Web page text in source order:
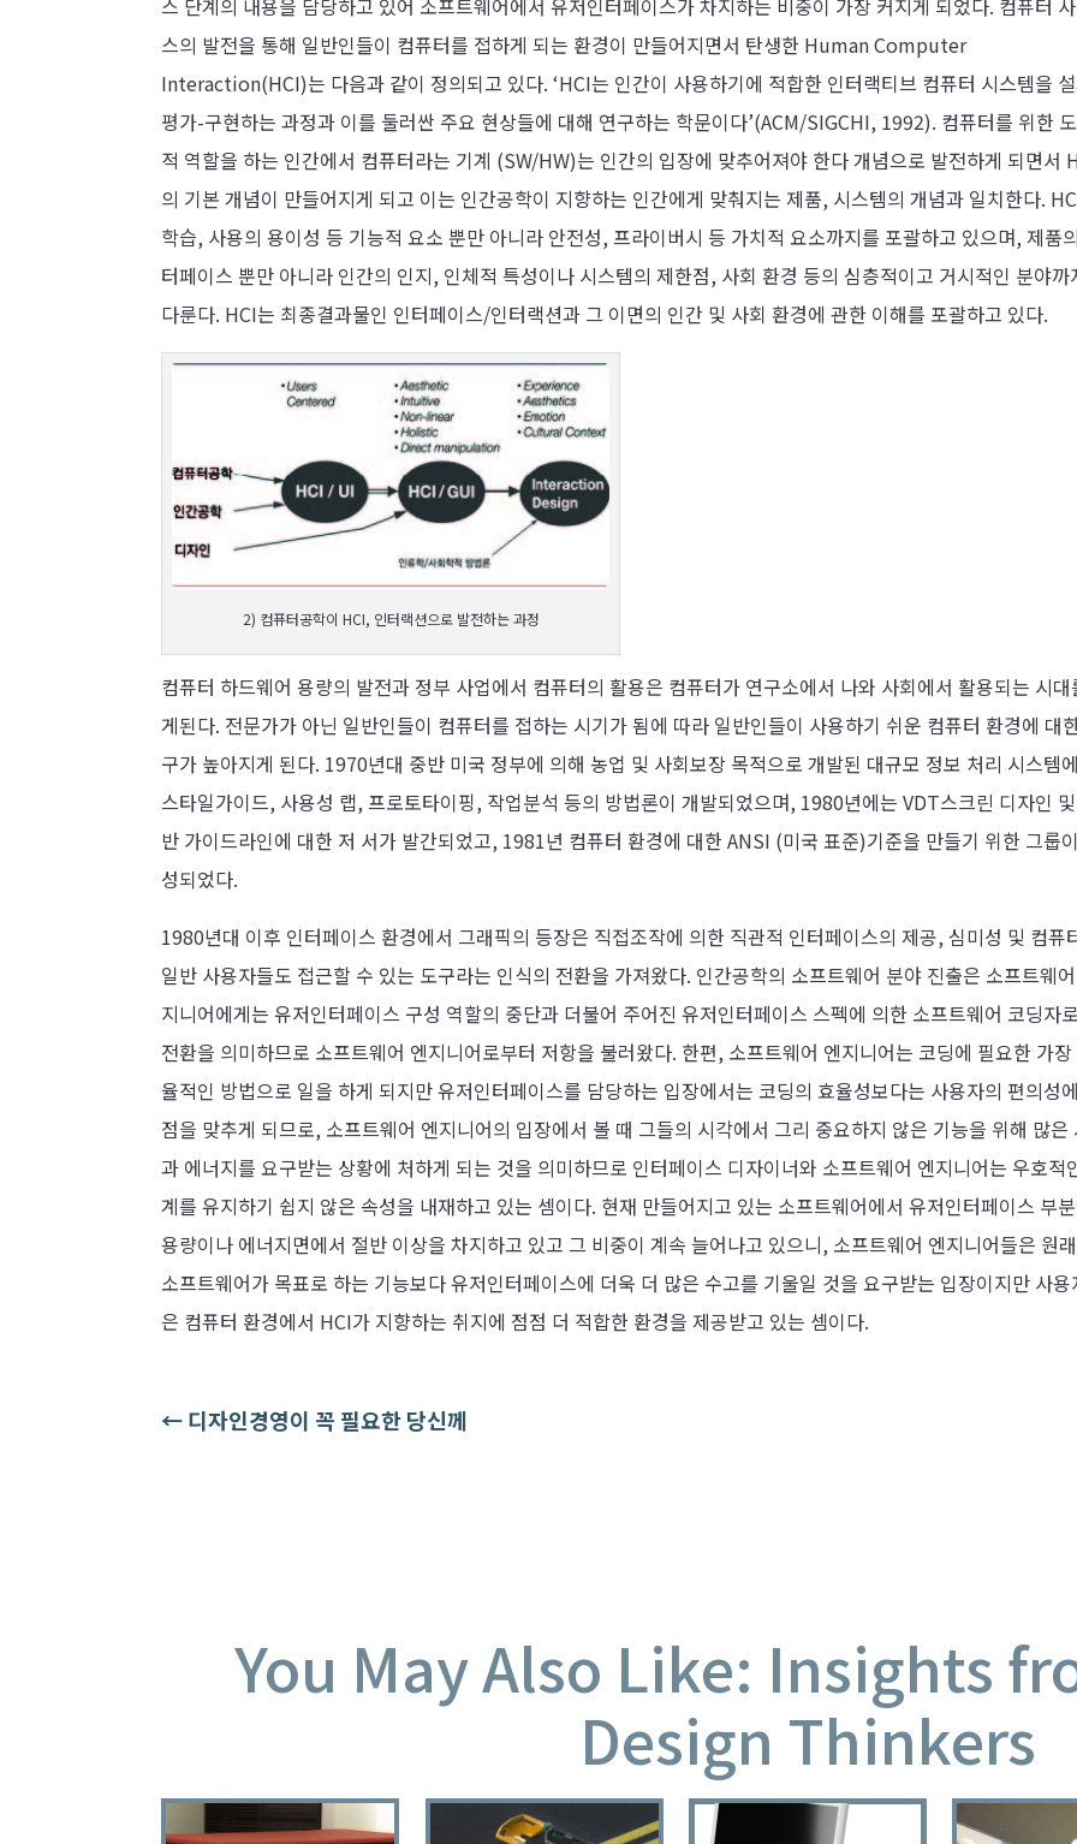
스 단계의 내용을 담당하고 있어 소프트웨어에서 유저인터페이스가 차지하는 비중이 가장 커지게 되었다. 컴퓨터
스의 발전을 통해 일반인들이 컴퓨터를 접하게 되는 환경이 만들어지면서 탄생한 Human Computer
Interaction(HCI)는 다음과 같이 정의되고 있다. ‘HCI는 인간이 사용하기에 적합한 인터랙티브 컴퓨터 시스템을
평가-구현하는 과정과 이를 둘러싼 주요 현상들에 대해 연구하는 학문이다’(ACM/SIGCHI, 1992). 컴퓨터를 위한
적 역할을 하는 인간에서 컴퓨터라는 기계 (SW/HW)는 인간의 입장에 맞추어져야 한다 개념으로 발전하게 되면서
의 기본 개념이 만들어지게 되고 이는 인간공학이 지향하는 인간에게 맞춰지는 제품, 시스템의 개념과 일치한다.
학습, 사용의 용이성 등 기능적 요소 뿐만 아니라 안전성, 프라이버시 등 가치적 요소까지를 포괄하고 있으며, 제품
터페이스 뿐만 아니라 인간의 인지, 인체적 특성이나 시스템의 제한점, 사회 환경 등의 심층적이고 거시적인 분야까
다룬다. HCI는 최종결과물인 인터페이스/인터랙션과 그 이면의 인간 및 사회 환경에 관한 이해를 포괄하고 있다.
2) 컴퓨터공학이 HCI, 인터랙션으로 발전하는 과정
컴퓨터 하드웨어 용량의 발전과 정부 사업에서 컴퓨터의 활용은 컴퓨터가 연구소에서 나와 사회에서 활용되는 시대
게된다. 전문가가 아닌 일반인들이 컴퓨터를 접하는 시기가 됨에 따라 일반인들이 사용하기 쉬운 컴퓨터 환경에 대
구가 높아지게 된다. 1970년대 중반 미국 정부에 의해 농업 및 사회보장 목적으로 개발된 대규모 정보 처리 시스템
스타일가이드, 사용성 랩, 프로토타이핑, 작업분석 등의 방법론이 개발되었으며, 1980년에는 VDT스크린 디자인
반 가이드라인에 대한 저 서가 발간되었고, 1981년 컴퓨터 환경에 대한 ANSI (미국 표준)기준을 만들기 위한 그룹
성되었다.
1980년대 이후 인터페이스 환경에서 그래픽의 등장은 직접조작에 의한 직관적 인터페이스의 제공, 심미성 및 컴퓨
일반 사용자들도 접근할 수 있는 도구라는 인식의 전환을 가져왔다. 인간공학의 소프트웨어 분야 진출은 소프트웨
지니어에게는 유저인터페이스 구성 역할의 중단과 더불어 주어진 유저인터페이스 스펙에 의한 소프트웨어 코딩자
전환을 의미하므로 소프트웨어 엔지니어로부터 저항을 불러왔다. 한편, 소프트웨어 엔지니어는 코딩에 필요한 가장
율적인 방법으로 일을 하게 되지만 유저인터페이스를 담당하는 입장에서는 코딩의 효율성보다는 사용자의 편의성
점을 맞추게 되므로, 소프트웨어 엔지니어의 입장에서 볼 때 그들의 시각에서 그리 중요하지 않은 기능을 위해 많은
과 에너지를 요구받는 상황에 처하게 되는 것을 의미하므로 인터페이스 디자이너와 소프트웨어 엔지니어는 우호적
계를 유지하기 쉽지 않은 속성을 내재하고 있는 셈이다. 현재 만들어지고 있는 소프트웨어에서 유저인터페이스 부
용량이나 에너지면에서 절반 이상을 차지하고 있고 그 비중이 계속 늘어나고 있으니, 소프트웨어 엔지니어들은 원
소프트웨어가 목표로 하는 기능보다 유저인터페이스에 더욱 더 많은 수고를 기울일 것을 요구받는 입장이지만 사용
은 컴퓨터 환경에서 HCI가 지향하는 취지에 점점 더 적합한 환경을 제공받고 있는 셈이다.
←디자인경영이 꼭 필요한 당신께
You May Also Like: Insights
Design Thinkers